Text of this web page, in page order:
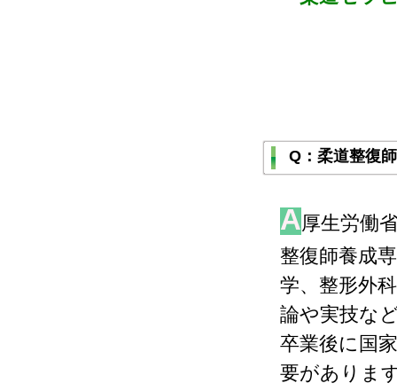
Q：柔道整復
A厚生労働
整復師養成
学、整形外
論や実技な
卒業後に国
要がありま